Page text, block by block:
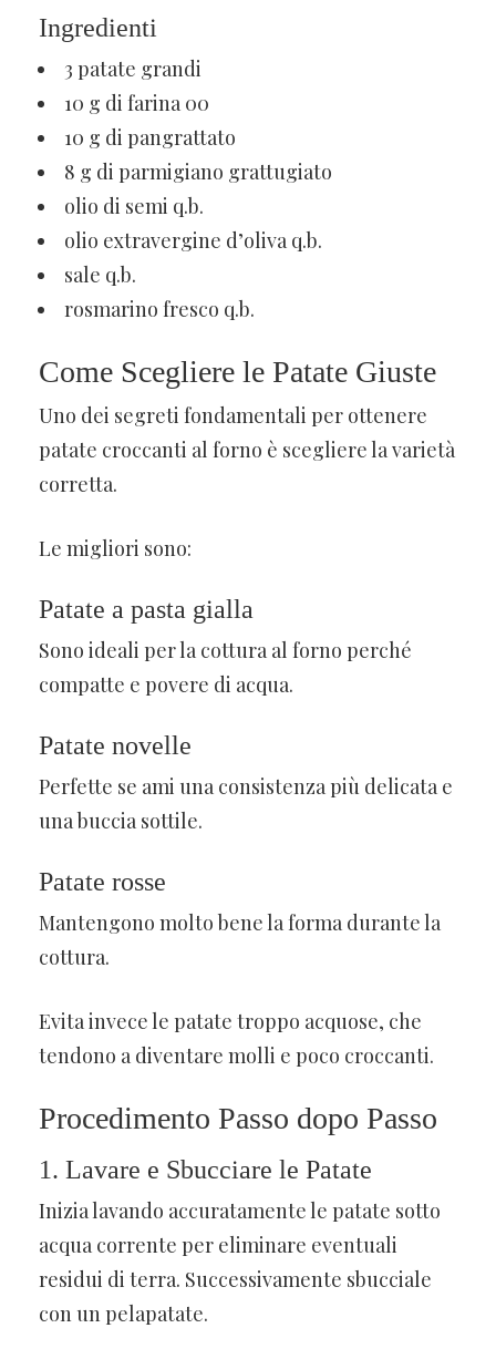
Ingredienti
3 patate grandi
10 g di farina 00
10 g di pangrattato
8 g di parmigiano grattugiato
olio di semi q.b.
olio extravergine d’oliva q.b.
sale q.b.
rosmarino fresco q.b.
Come Scegliere le Patate Giuste
Uno dei segreti fondamentali per ottenere
patate croccanti al forno è scegliere la varietà
corretta.
Le migliori sono:
Patate a pasta gialla
Sono ideali per la cottura al forno perché
compatte e povere di acqua.
Patate novelle
Perfette se ami una consistenza più delicata e
una buccia sottile.
Patate rosse
Mantengono molto bene la forma durante la
cottura.
Evita invece le patate troppo acquose, che
tendono a diventare molli e poco croccanti.
Procedimento Passo dopo Passo
1. Lavare e Sbucciare le Patate
Inizia lavando accuratamente le patate sotto
acqua corrente per eliminare eventuali
residui di terra. Successivamente sbucciale
con un pelapatate.